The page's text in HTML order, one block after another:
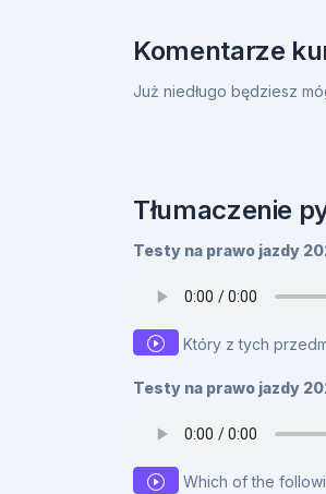
Komentarze
Już niedługo będziesz
Tłumaczenie
Testy na prawo jazdy
Który z tych
Testy na prawo jazdy
Which of the